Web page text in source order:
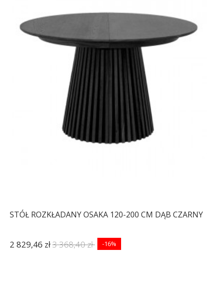
STÓŁ ROZKŁADANY OSAKA 120-200 CM DĄB CZARNY
2 829,46 zł3 368,40 zł -16%